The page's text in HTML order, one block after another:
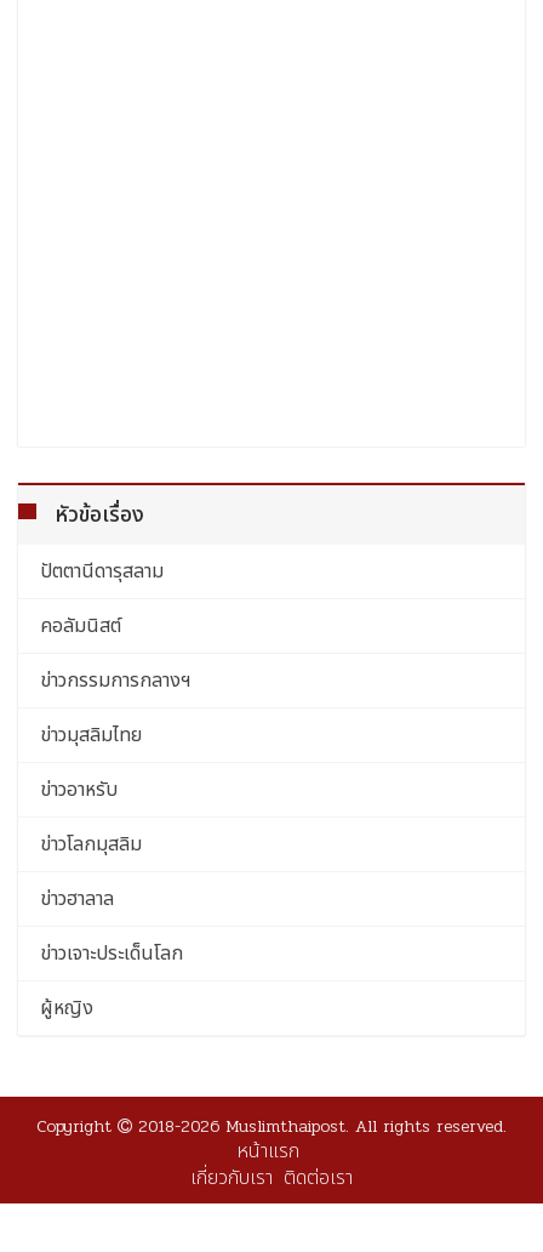
หัวข้อเรื่อง
ปัตตานีดารุสลาม
คอลัมนิสต์
ข่าวกรรมการกลางฯ
ข่าวมุสลิมไทย
ข่าวอาหรับ
ข่าวโลกมุสลิม
ข่าวฮาลาล
ข่าวเจาะประเด็นโลก
ผู้หญิง